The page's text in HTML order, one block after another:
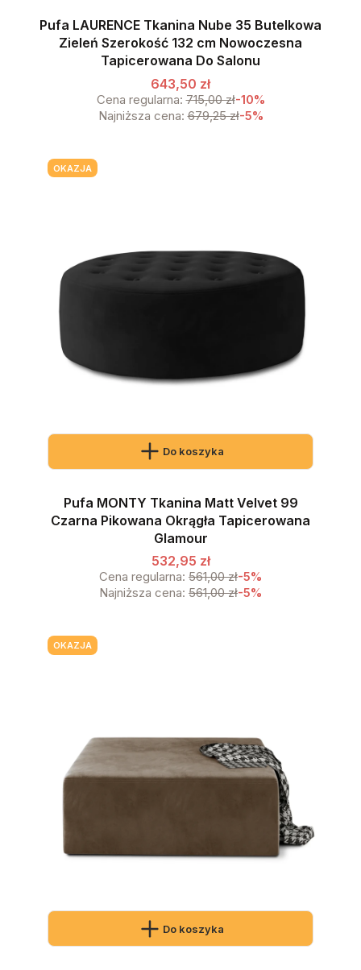
Pufa LAURENCE Tkanina Nube 35 Butelkowa
Zieleń Szerokość 132 cm Nowoczesna
Tapicerowana Do Salonu
643,50 zł
Cena regularna: 715,00 zł-10%
Najniższa cena: 679,25 zł-5%
OKAZJA
Do koszyka
Pufa MONTY Tkanina Matt Velvet 99
Czarna Pikowana Okrągła Tapicerowana
Glamour
532,95 zł
Cena regularna: 561,00 zł-5%
Najniższa cena: 561,00 zł-5%
OKAZJA
Do koszyka